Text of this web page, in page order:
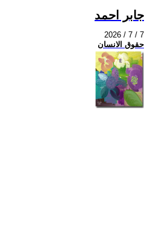
جابر احمد
2026 / 7 / 7
حقوق الانسان